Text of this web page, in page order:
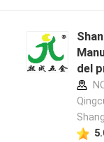
del